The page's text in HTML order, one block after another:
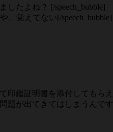
したよね？ [/speech_bubble]
、覚えてない[/speech_bubble]
印鑑証明書を添付してもらえ
題が出てきてはしまうんで